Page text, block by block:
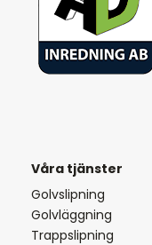
Våra tjänster
Golvslipning
Golvläggning
Trappslipning